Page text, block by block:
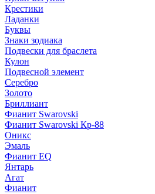
Крестики
Ладанки
Буквы
Знаки зодиака
Подвески для браслета
Кулон
Подвесной элемент
Серебро
Золото
Бриллиант
Фианит Swarovski
Фианит Swarovski Кр-88
Оникс
Эмаль
Фианит EQ
Янтарь
Агат
Фианит